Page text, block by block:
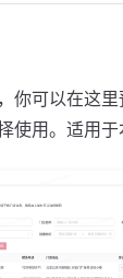
你可以在这
使用。适用于